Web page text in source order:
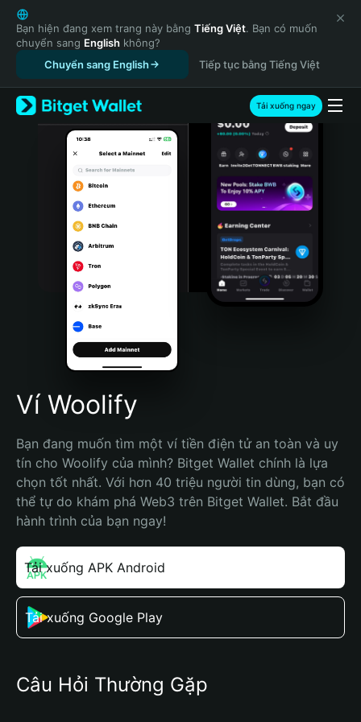
English
日本語
Tiếng Việt
Русский
Español (Latinoamérica)
Türkçe
Italiano
Português (Portugal)
Bahasa Indonesia
Português (Brasil)
Español (Argentina)
Bạn hiện đang xem trang này bằng Tiếng Việt. Bạn có muốn
chuyển sang English không?
Chuyển sang English
Tiếp tục bằng Tiếng Việt
Tải xuống ngay
Ví Woolify
Bạn đang muốn tìm một ví tiền điện tử an toàn và uy
tín cho Woolify của mình? Bitget Wallet chính là lựa
chọn tốt nhất. Với hơn 40 triệu người tin dùng, bạn có
thể tự do khám phá Web3 trên Bitget Wallet. Bắt đầu
hành trình của bạn ngay!
Tải xuống APK Android
Tải xuống Google Play
Câu Hỏi Thường Gặp